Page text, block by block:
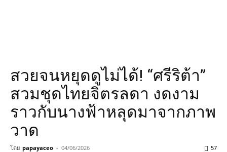
​สวยจนหยุดดูไม่ได้! “ศรีริต้า”
สวมชุดไทยจิตรลดา งดงาม
ราวกับนางฟ้าหลุดมาจากภาพ
วาด
โดย papayaceo - 04/06/2026 57